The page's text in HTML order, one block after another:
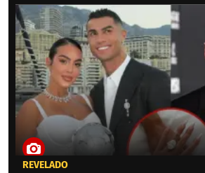
REVELADO